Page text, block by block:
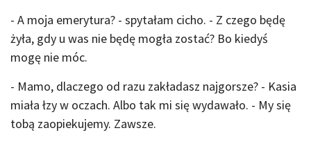
- A moja emerytura? - spytałam cicho. - Z czego będę
żyła, gdy u was nie będę mogła zostać? Bo kiedyś
mogę nie móc.
- Mamo, dlaczego od razu zakładasz najgorsze? - Kasia
miała łzy w oczach. Albo tak mi się wydawało. - My się
tobą zaopiekujemy. Zawsze.